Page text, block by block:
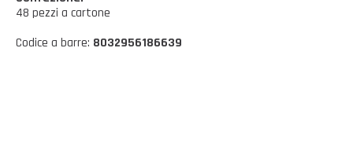
48 pezzi a cartone
Codice a barre: 8032956186639